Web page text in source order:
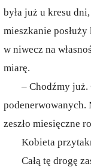
była już u kresu
mieszkanie
w niwecz na
miarę.
– Chodźmy
podenerwowanych.
zeszło miesięczne
Kobieta
Całą tę drogę